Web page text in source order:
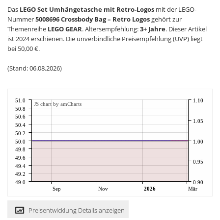
Das LEGO Set Umhängetasche mit Retro-Logos mit der LEGO-
Nummer5008696 Crossbody Bag – Retro Logosgehört zur
Themenreihe LEGO GEAR. Altersempfehlung:3+ Jahre. Dieser Artikel
ist 2024 erschienen. Die unverbindliche Preisempfehlung (UVP) liegt
bei 50,00 €.
(Stand: 06.08.2026)
Sep Nov 2026 Mär
49.0
49.2
49.4
49.6
49.8
50.0
50.2
50.4
50.6
50.8
51.0
0.90
0.95
1.00
1.05
1.10
JS chart by amCharts
Preisentwicklung Details anzeigen